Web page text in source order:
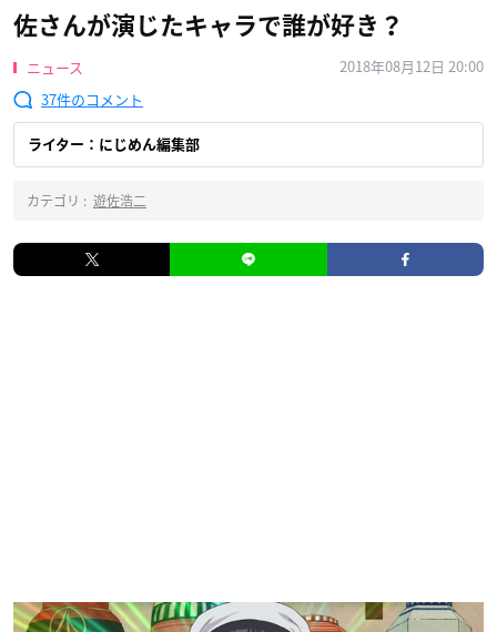
佐さんが演じたキャラで誰が好き？
ニュース
2018年08月12日 20:00
37
ライター：にじめん編集部
カテゴリ : 遊佐浩二